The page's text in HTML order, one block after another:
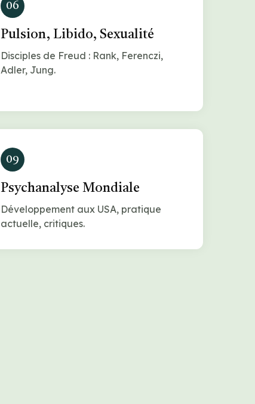
06
Pulsion, Libido, Sexualité
Disciples de Freud : Rank, Ferenczi,
Adler, Jung.
09
Psychanalyse Mondiale
Développement aux USA, pratique
actuelle, critiques.